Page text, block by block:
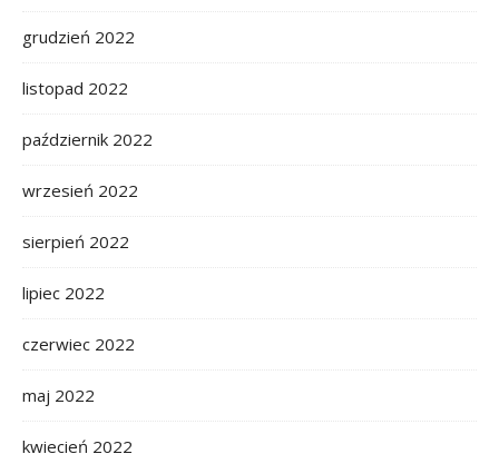
grudzień 2022
listopad 2022
październik 2022
wrzesień 2022
sierpień 2022
lipiec 2022
czerwiec 2022
maj 2022
kwiecień 2022